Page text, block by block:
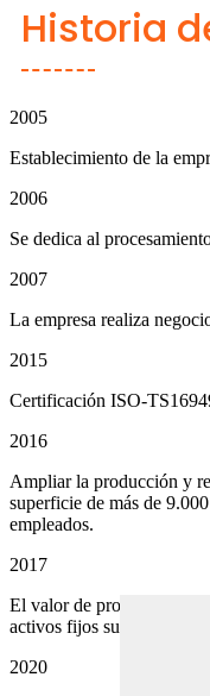
Historia
2005
Establecimiento de la
2006
Se dedica al
2007
La empresa realiza
2015
Certificación ISO-
2016
Ampliar la producción y
superficie de más de
empleados.
2017
El valor de producción
activos fijos supera los 20
2020